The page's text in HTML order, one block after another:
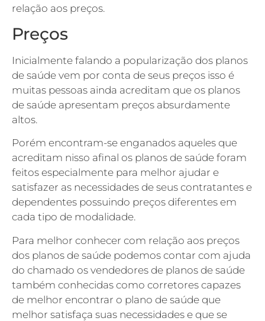
relação aos preços.
Preços
Inicialmente falando a popularização dos planos
de saúde vem por conta de seus preços isso é
muitas pessoas ainda acreditam que os planos
de saúde apresentam preços absurdamente
altos.
Porém encontram-se enganados aqueles que
acreditam nisso afinal os planos de saúde foram
feitos especialmente para melhor ajudar e
satisfazer as necessidades de seus contratantes e
dependentes possuindo preços diferentes em
cada tipo de modalidade.
Para melhor conhecer com relação aos preços
dos planos de saúde podemos contar com ajuda
do chamado os vendedores de planos de saúde
também conhecidas como corretores capazes
de melhor encontrar o plano de saúde que
melhor satisfaça suas necessidades e que se